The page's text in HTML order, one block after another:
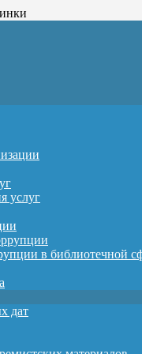
услуг
в библиотечной
дат